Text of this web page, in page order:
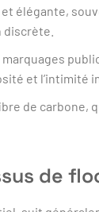
élégante,
marquages
et l’intimité
de carbone,
de